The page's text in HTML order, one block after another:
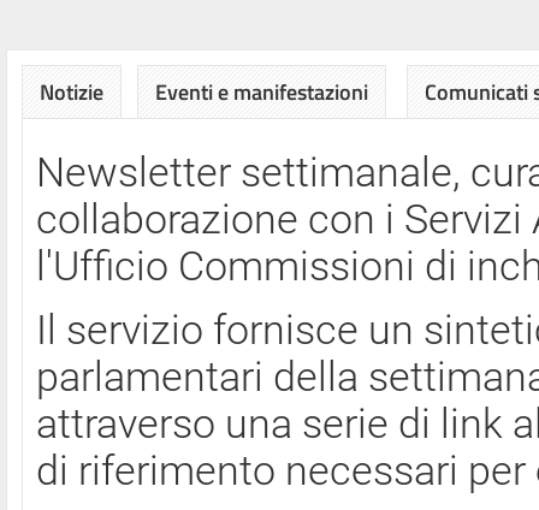
Notizie Eventi e manifestazioni Comunicati
Newsletter settimanale,
collaborazione con i
l'Ufficio Commissioni di
Il servizio fornisce un
parlamentari della
attraverso una serie di link
di riferimento necessari